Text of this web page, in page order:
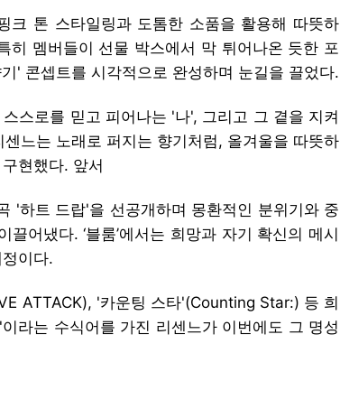
크 톤 스타일링과 도톰한 소품을 활용해 따뜻하
히 멤버들이 선물 박스에서 막 튀어나온 듯한 포
' 콘셉트를 시각적으로 완성하며 눈길을 끌었다.
스로를 믿고 피어나는 '나', 그리고 그 곁을 지켜
느는 노래로 퍼지는 향기처럼, 올겨울을 따뜻하
현했다. 앞서
'하트 드랍'을 선공개하며 몽환적인 분위기와 중
어냈다. ‘블룸’에서는 희망과 자기 확신의 메시
이다.
ATTACK), '카운팅 스타'(Counting Star:) 등 희
라는 수식어를 가진 리센느가 이번에도 그 명성